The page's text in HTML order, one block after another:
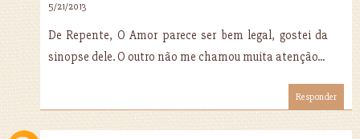
5/21/2013
De Repente, O Amor parece ser bem legal, gostei da
sinopse dele. O outro não me chamou muita atenção...
Responder